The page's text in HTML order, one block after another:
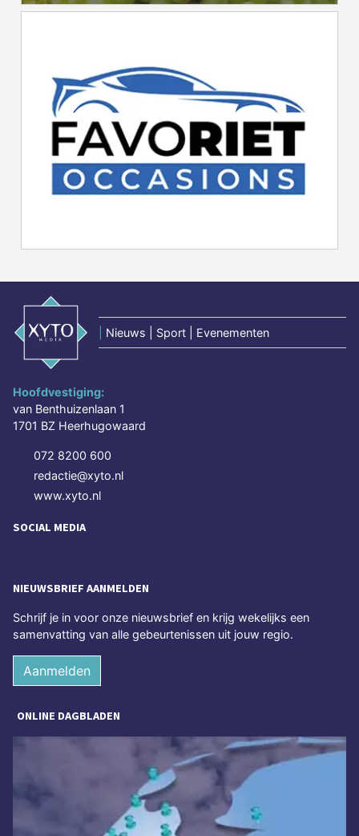
Nieuws | Sport | Evenementen
Hoofdvestiging:
van Benthuizenlaan 1
1701 BZ Heerhugowaard
072 8200 600
redactie@xyto.nl
www.xyto.nl
SOCIAL MEDIA
NIEUWSBRIEF AANMELDEN
Schrijf je in voor onze nieuwsbrief en krijg wekelijks een
samenvatting van alle gebeurtenissen uit jouw regio.
Aanmelden
ONLINE DAGBLADEN